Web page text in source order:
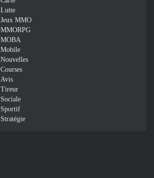
Lutte
Jeux MMO
MMORPG
MOBA
Mobile
Nouvelles
Courses
Avis
Tireur
Sociale
Sportif
Stratégie